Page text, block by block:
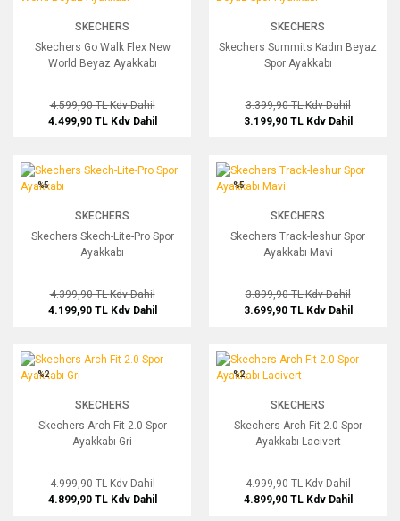
SKECHERS
Skechers Go Walk Flex New
World Beyaz Ayakkabı
4.599,90 TLKdv Dahil
4.499,90 TL Kdv Dahil
SKECHERS
Skechers Summits Kadın Beyaz
Spor Ayakkabı
3.399,90 TLKdv Dahil
3.199,90 TL Kdv Dahil
Skechers Skech-Lite-Pro Spor Ayakkabı
%5
SKECHERS
Skechers Skech-Lite-Pro Spor
Ayakkabı
4.399,90 TLKdv Dahil
4.199,90 TL Kdv Dahil
Skechers Track-leshur Spor Ayakkabı
%5
SKECHERS
Skechers Track-leshur Spor
Ayakkabı Mavi
3.899,90 TLKdv Dahil
3.699,90 TL Kdv Dahil
Skechers Arch Fit 2.0 Spor Ayakkabı Gri
%2
SKECHERS
Skechers Arch Fit 2.0 Spor
Ayakkabı Gri
4.999,90 TLKdv Dahil
4.899,90 TL Kdv Dahil
Skechers Arch Fit 2.0 Spor Ayakkabı
%2
SKECHERS
Skechers Arch Fit 2.0 Spor
Ayakkabı Lacivert
4.999,90 TLKdv Dahil
4.899,90 TL Kdv Dahil